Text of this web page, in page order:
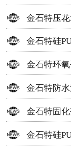
金石特压
地面材料
金石特硅
金石特环
决方案
金石特防
方案
金石特固
金石特硅